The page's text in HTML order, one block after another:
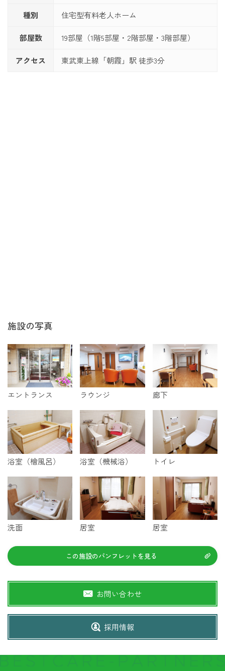
種別 住宅型有料老人ホーム
部屋数 19部屋（1階5部屋・2階部屋・3階部屋）
アクセス 東武東上線「朝霞」駅 徒歩3分
施設の写真
エントランス ラウンジ 廊下
浴室（檜風呂） 浴室（機械浴） トイレ
洗面 居室 居室
この施設のパンフレットを見る
お問い合わせ
採用情報